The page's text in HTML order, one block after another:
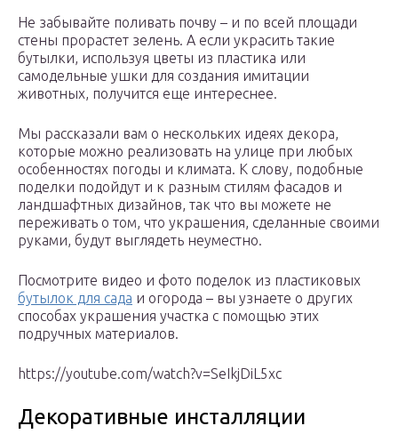
Не забывайте поливать почву – и по всей площади
стены прорастет зелень. А если украсить такие
бутылки, используя цветы из пластика или
самодельные ушки для создания имитации
животных, получится еще интереснее.
Мы рассказали вам о нескольких идеях декора,
которые можно реализовать на улице при любых
особенностях погоды и климата. К слову, подобные
поделки подойдут и к разным стилям фасадов и
ландшафтных дизайнов, так что вы можете не
переживать о том, что украшения, сделанные своими
руками, будут выглядеть неуместно.
Посмотрите видео и фото поделок из пластиковых
бутылок для сада и огорода – вы узнаете о других
способах украшения участка с помощью этих
подручных материалов.
https://youtube.com/watch?v=SeIkjDiL5xc
Декоративные инсталляции